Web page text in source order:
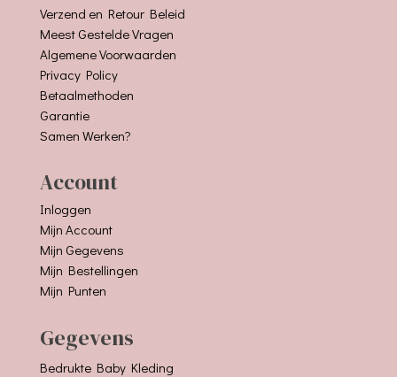
Verzend en Retour Beleid
Meest Gestelde Vragen
Algemene Voorwaarden
Privacy Policy
Betaalmethoden
Garantie
Samen Werken?
Account
Inloggen
Mijn Account
Mijn Gegevens
Mijn Bestellingen
Mijn Punten
Gegevens
Bedrukte Baby Kleding